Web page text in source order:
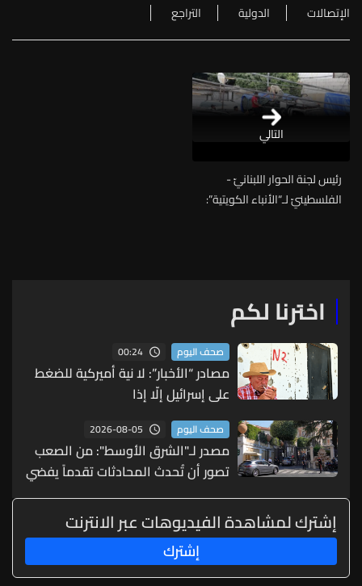
الإتصالات
الدولية التراجع
التالي
رئيس لجنة الحوار اللبنانيّ -
الفلسطينيّ لـ“الأنباء الكويتية”:
اخترنا لكم
صحف اليوم 00:24
مصادر “الأخبار”: لا نية أميركية للضغط
على إسرائيل إلّا إذا
صحف اليوم 2026-08-05
مصدر لـ"الشرق الأوسط": من الصعب
تصور أن تُحدث المحادثات تقدماً يفضي
إلى انسحاب إسرائيلي كبير
إشترك لمشاهدة الفيديوهات عبر الانترنت
إشترك